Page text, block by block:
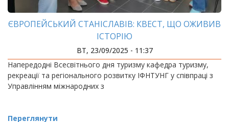
ЄВРОПЕЙСЬКИЙ СТАНІСЛАВІВ: КВЕСТ, ЩО ОЖИВИВ
ІСТОРІЮ
ВТ, 23/09/2025 - 11:37
Напередодні Всесвітнього дня туризму кафедра туризму,
рекреації та регіонального розвитку ІФНТУНГ у співпраці з
Управлінням міжнародних з
Переглянути